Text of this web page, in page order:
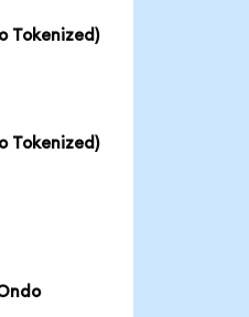
Tokenized)
Tokenized)